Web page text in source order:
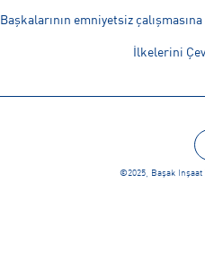
Başkalarının emniyetsiz
İlkelerini
©2025, Başak İnşaat